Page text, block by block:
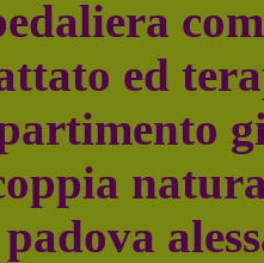
ed
padova